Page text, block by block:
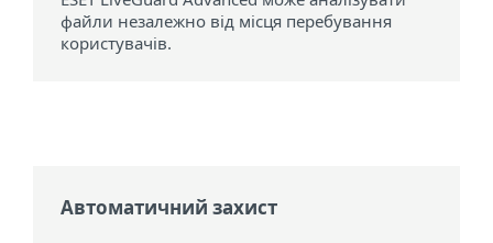
файли незалежно від місця перебування
користувачів.
Автоматичний захист